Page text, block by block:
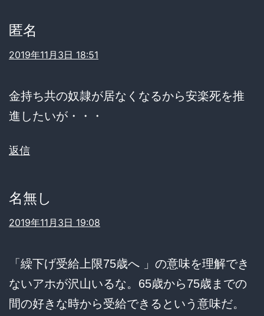
匿名
2019年11月3日 18:51
金持ち共の奴隷が居なくなるから安楽死を推
進したいが・・・
返信
名無し
2019年11月3日 19:08
「繰下げ受給上限75歳へ 」の意味を理解でき
ないアホが沢山いるな。65歳から75歳までの
間の好きな時から受給できるという意味だ。